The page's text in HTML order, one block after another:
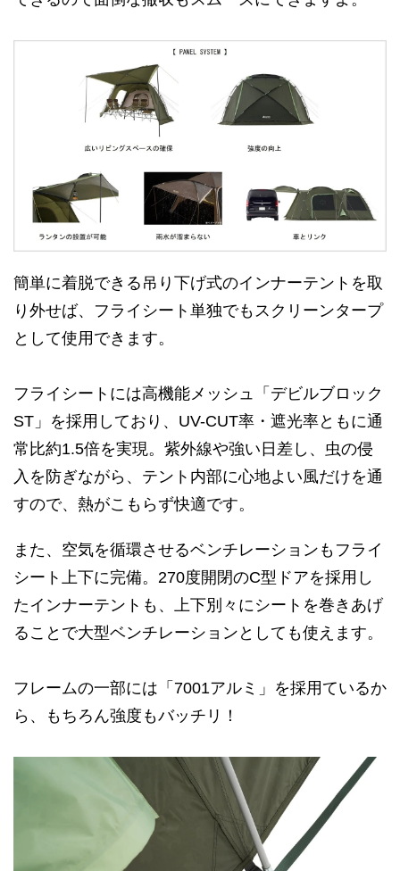
簡単に着脱できる吊り下げ式のインナーテントを取
り外せば、フライシート単独でもスクリーンタープ
として使用できます。
フライシートには高機能メッシュ「デビルブロック
ST」を採用しており、UV-CUT率・遮光率ともに通
常比約1.5倍を実現。紫外線や強い日差し、虫の侵
入を防ぎながら、テント内部に心地よい風だけを通
すので、熱がこもらず快適です。
また、空気を循環させるベンチレーションもフライ
シート上下に完備。270度開閉のC型ドアを採用し
たインナーテントも、上下別々にシートを巻きあげ
ることで大型ベンチレーションとしても使えます。
フレームの一部には「7001アルミ」を採用ているか
ら、もちろん強度もバッチリ！